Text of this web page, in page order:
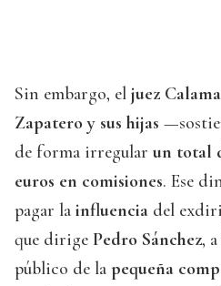
Sin embargo, el juez Calama
Zapatero y sus hijas
de forma irregular un total
euros en comisiones. Ese
pagar la influencia del
que dirige Pedro Sánchez,
público de la pequeña